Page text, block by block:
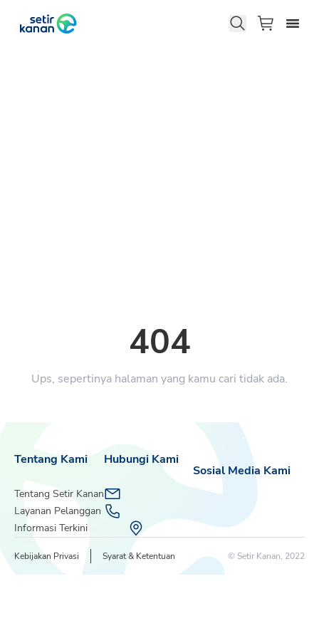
404
Ups, sepertinya halaman yang kamu cari tidak ada.
Tentang Kami
Tentang Setir Kanan
Layanan Pelanggan
Informasi Terkini
Sosial Media Kami
Hubungi Kami
Kebijakan Privasi Syarat & Ketentuan © Setir Kanan, 2022